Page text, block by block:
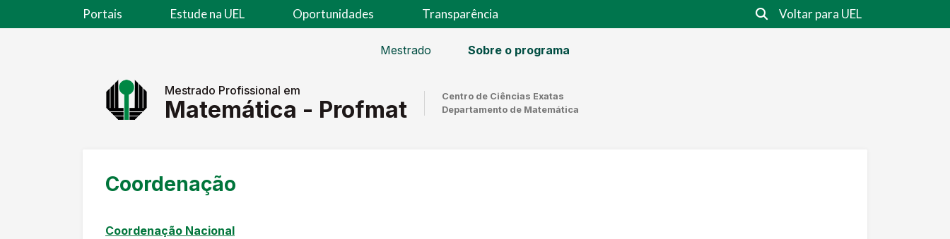
Portais Estude na UEL Oportunidades Transparência Voltar para UEL
Mestrado Sobre o programa
Mestrado Profissional em
Matemática - Profmat
Centro de Ciências Exatas
Departamento de Matemática
Coordenação
Coordenação Nacional